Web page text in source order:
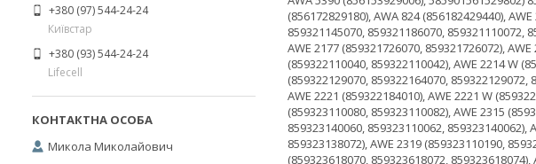
+380 (97) 544-24-24
Київстар
+380 (93) 544-24-24
Lifecell
Микола Миколайович